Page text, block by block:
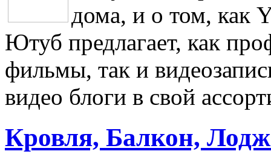
дома, и о том, как
Ютуб предлагает, как
фильмы, так и
видео блоги в свой
Кровля, Балкон,